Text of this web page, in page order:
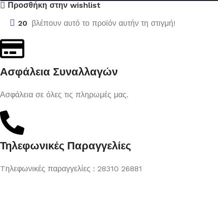
Προσθήκη στην wishlist
20 βλέπουν αυτό το προϊόν αυτήν τη στιγμή!
Ασφάλεια Συναλλαγών
Ασφάλεια σε όλες τις πληρωμές μας.
Τηλεφωνικές Παραγγελίες
Tηλεφωνικές παραγγελίες : 28310 26881